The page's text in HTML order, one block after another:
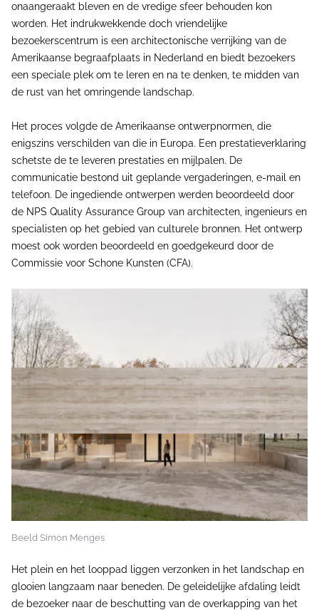
onaangeraakt bleven en de vredige sfeer behouden kon
worden. Het indrukwekkende doch vriendelijke
bezoekerscentrum is een architectonische verrijking van de
Amerikaanse begraafplaats in Nederland en biedt bezoekers
een speciale plek om te leren en na te denken, te midden van
de rust van het omringende landschap.
Het proces volgde de Amerikaanse ontwerpnormen, die
enigszins verschilden van die in Europa. Een prestatieverklaring
schetste de te leveren prestaties en mijlpalen. De
communicatie bestond uit geplande vergaderingen, e-mail en
telefoon. De ingediende ontwerpen werden beoordeeld door
de NPS Quality Assurance Group van architecten, ingenieurs en
specialisten op het gebied van culturele bronnen. Het ontwerp
moest ook worden beoordeeld en goedgekeurd door de
Commissie voor Schone Kunsten (CFA).
Beeld Simon Menges
Het plein en het looppad liggen verzonken in het landschap en
glooien langzaam naar beneden. De geleidelijke afdaling leidt
de bezoeker naar de beschutting van de overkapping van het